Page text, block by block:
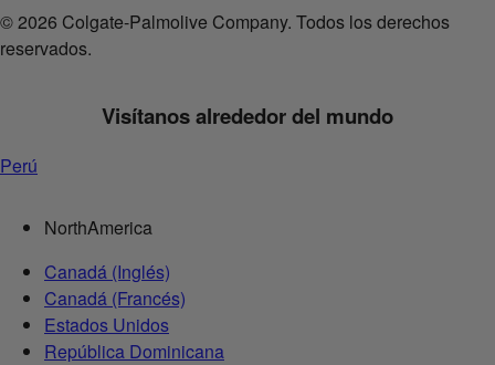
© 2026 Colgate-Palmolive Company. Todos los derechos
reservados.
Visítanos alrededor del mundo
Perú
NorthAmerica
Canadá (Inglés)
Canadá (Francés)
Estados Unidos
República Dominicana